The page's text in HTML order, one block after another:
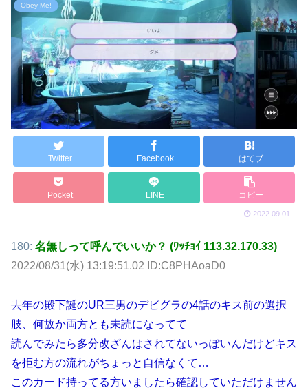
Obey Me!
Twitter Facebook はてブ
Pocket LINE コピー
2022.09.01
180: 名無しって呼んでいいか？ (ﾜｯﾁｮｲ 113.32.170.33)
2022/08/31(水) 13:19:51.02 ID:C8PHAoaD0
去年の殿下誕のUR三男のデビグラの4話のキス前の選択
肢、何故か両方とも未読になってて
読んでみたら多分改ざんはされてないっぽいんだけどキス
を拒む方の流れがちょっと自信なくて…
このカード持ってる方いましたら確認していただけません